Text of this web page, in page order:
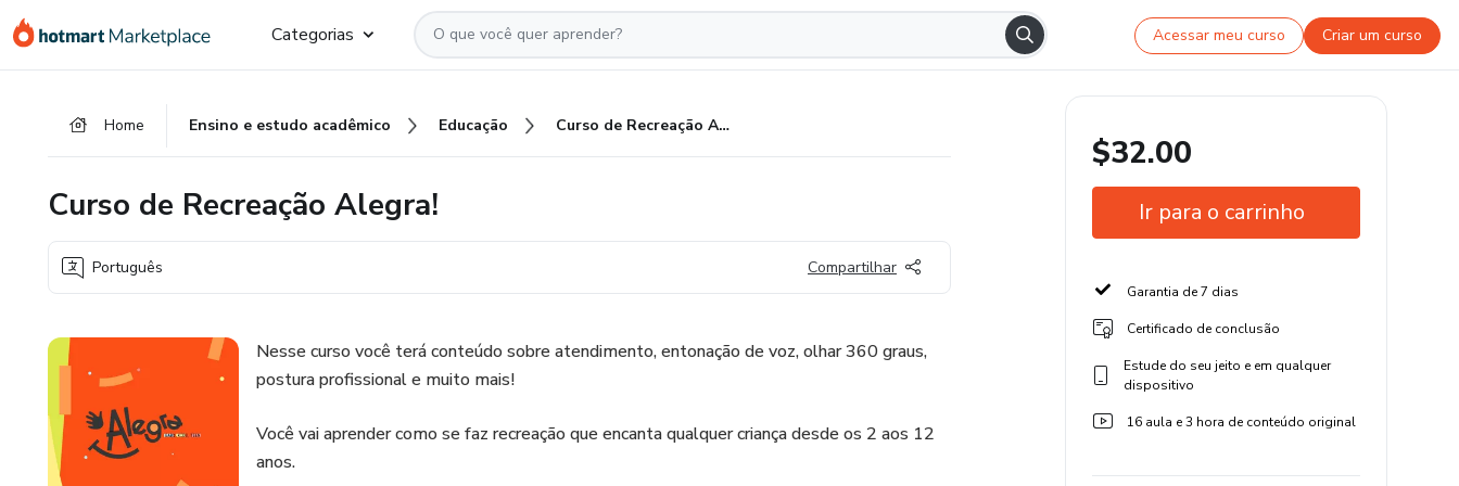
para
para
para
Categorias Acessar meu curso Criar um curso
Home Ensino e estudo acadêmico Educação Curso de Recreação Alegra!
Curso de Recreação Alegra!
Português Compartilhar
Nesse curso você terá conteúdo sobre atendimento, entonação de voz, olhar 360 graus,
postura profissional e muito mais!
Você vai aprender como se faz recreação que encanta qualquer criança desde os 2 aos 12
anos.
$32.00
Ir para o carrinho
Garantia de 7 dias
Certificado de conclusão
Estude do seu jeito e em qualquer
dispositivo
16 aula e 3 hora de conteúdo original